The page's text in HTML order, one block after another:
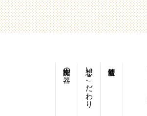
想い・こだわり
梅山窯の器